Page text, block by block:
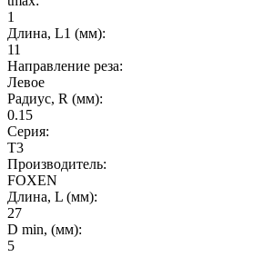
1
Длина, L1 (мм):
11
Направление реза:
Левое
Радиус, R (мм):
0.15
Серия:
T3
Производитель:
FOXEN
Длина, L (мм):
27
D min, (мм):
5